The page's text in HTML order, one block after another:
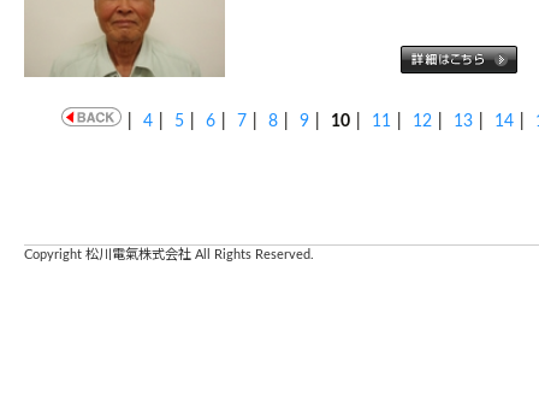
4 5 6 7 8 9 10 11 12 13 14
Copyright 松川電氣株式会社 All Rights Reserved.